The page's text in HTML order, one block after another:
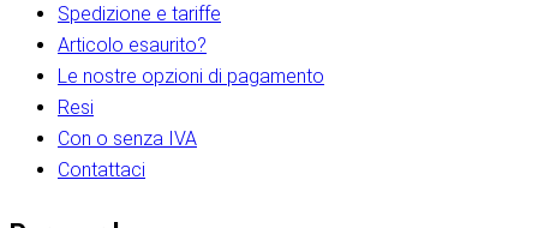
Spedizione e tariffe
Articolo esaurito?
Le nostre opzioni di pagamento
Resi
Con o senza IVA
Contattaci